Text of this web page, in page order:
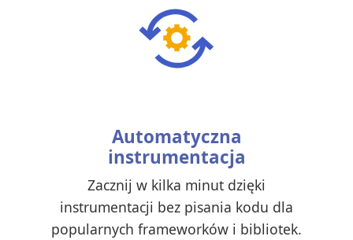
Automatyczna
instrumentacja
Zacznij w kilka minut dzięki
instrumentacji bez pisania kodu dla
popularnych frameworków i bibliotek.